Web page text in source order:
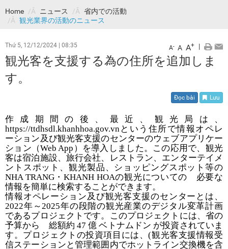
Home ニュース
省内での活動
観光業界の活動のニュース
Thứ 5, 12/12/2024 08:35 A- A A+ |
観光客を支援する為の住所を追加しま
す。
Đọc bài Lưu
作成期間の後、最近、観光局は、
https://ttdhsdl.khanhhoa.gov.vn という住所で情報オペレ
ーション及び観光客支援のセンターのウェブアプリケー
ション（Web App ）を導入しました。この応用で、観光
客は宿泊施設、旅行会社、レストラン、エンターテイメ
ントスポット、観光製品、ショッピングスポット等の
NHA TRANG・KHANH HOAの観光についての 必要な
情報を簡単に検索することができます。
情報オペレーション及び観光客支援のセンターとは、
2022年～2025年の段階の観光産業のデジタル変革計画
であるプロジェクトです。
このプロジェクトには、省の
予算から 総額約 47億 ベトナムドン が投資されていま
す。プロジェクトの投資項目には、(観光客支援情報受
信ステーションと管理範囲内でホットライン交換機を含